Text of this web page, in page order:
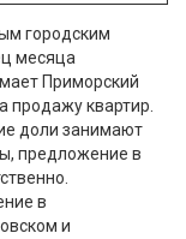
городским
месяца
Приморский
продажу квартир.
доли занимают
предложение в
в
и